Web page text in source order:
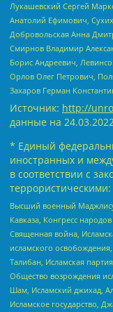
Лукашевский Сергей
Анатолий Ефимович,
Добровольская Анна
Смирнов Владимир
Борис Андреевич,
Орлов Олег Петрович,
Захаров Герман
Источник: http://
данные на 24.03.2022
* Единый
иностранных и
в соответствии с
террористическими:
Высший военный
Кавказа, Конгресс
Священная война,
исламского
Талибан, Исламская
Общество возрождения
Шам, Исламский джихад,
Исламское государство,